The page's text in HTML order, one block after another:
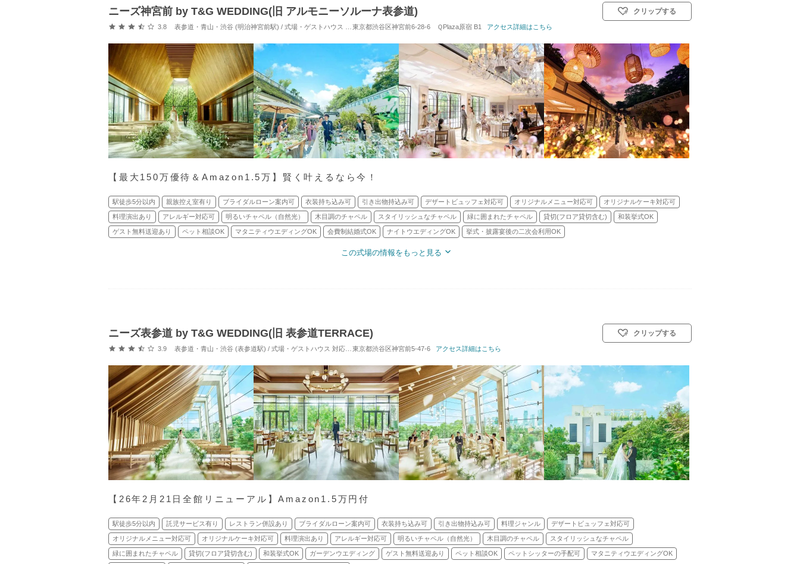
ニーズ神宮前 by T&G WEDDING(旧 アルモニーソルーナ表参道)
口コミ評価
3.8 表参道・青山・渋谷 (明治神宮前駅) / 式場・ゲストハウス 対応人数: 着席：10名 ～ 120名 挙式スタイル: 教会式(キリスト教式)／人前式／和装人前式
東京都渋谷区神宮前6-28-6 ＱPlaza原宿 B1 アクセス詳細はこちら
クリップする
【最⼤150万優待＆Amazon1.5万】賢く叶えるなら今！
駅徒歩5分以内 親族控え室有り ブライダルローン案内可 衣装持ち込み可 引き出物持込み可 デザートビュッフェ対応可 オリジナルメニュー対応可 オリジナルケーキ対応可
料理演出あり アレルギー対応可 明るいチャペル（自然光） 木目調のチャペル スタイリッシュなチャペル 緑に囲まれたチャペル 貸切(フロア貸切含む) 和装挙式OK
ゲスト無料送迎あり ペット相談OK マタニティウエディングOK 会費制結婚式OK ナイトウエディングOK 挙式・披露宴後の二次会利用OK
この式場の情報をもっと見る
ニーズ表参道 by T&G WEDDING(旧 表参道TERRACE)
口コミ評価
3.9 表参道・青山・渋谷 (表参道駅) / 式場・ゲストハウス 対応人数: 着席：10名 ～ 122名 挙式スタイル: 教会式(キリスト教式)／神前式／人前式／仏前式／和装人前式
東京都渋谷区神宮前5-47-6 アクセス詳細はこちら
クリップする
【26年2月21日全館リニューアル】Amazon1.5万円付
駅徒歩5分以内 託児サービス有り レストラン併設あり ブライダルローン案内可 衣装持ち込み可 引き出物持込み可 料理ジャンル デザートビュッフェ対応可
オリジナルメニュー対応可 オリジナルケーキ対応可 料理演出あり アレルギー対応可 明るいチャペル（自然光） 木目調のチャペル スタイリッシュなチャペル
緑に囲まれたチャペル 貸切(フロア貸切含む) 和装挙式OK ガーデンウエディング ゲスト無料送迎あり ペット相談OK ペットシッターの手配可 マタニティウエディングOK